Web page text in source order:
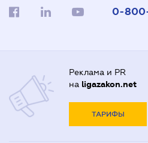
0-
Реклама и PR
на ligazakon.net
ТАРИФЫ